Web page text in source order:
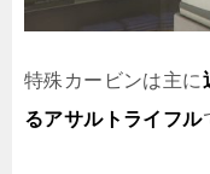
特殊カービンは主に
るアサルトライフル